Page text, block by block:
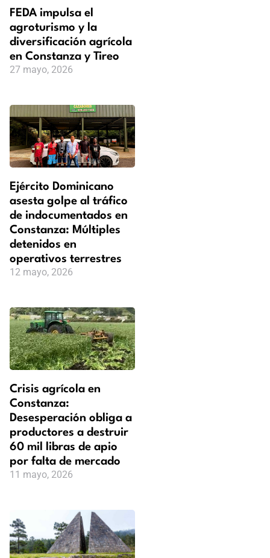
FEDA impulsa el
agroturismo y la
diversificación agrícola
en Constanza y Tireo
27 mayo, 2026
Ejército Dominicano
asesta golpe al tráfico
de indocumentados en
Constanza: Múltiples
detenidos en
operativos terrestres
12 mayo, 2026
Crisis agrícola en
Constanza:
Desesperación obliga a
productores a destruir
60 mil libras de apio
por falta de mercado
11 mayo, 2026